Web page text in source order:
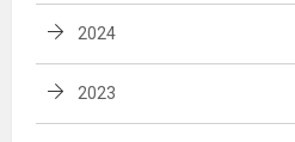
2024
2023